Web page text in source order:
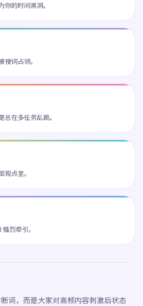
的时间黑洞。
词占领。
在多任务乱跳。
点里。
烈牵引。
词，而是大家对高频内容刺激后状态